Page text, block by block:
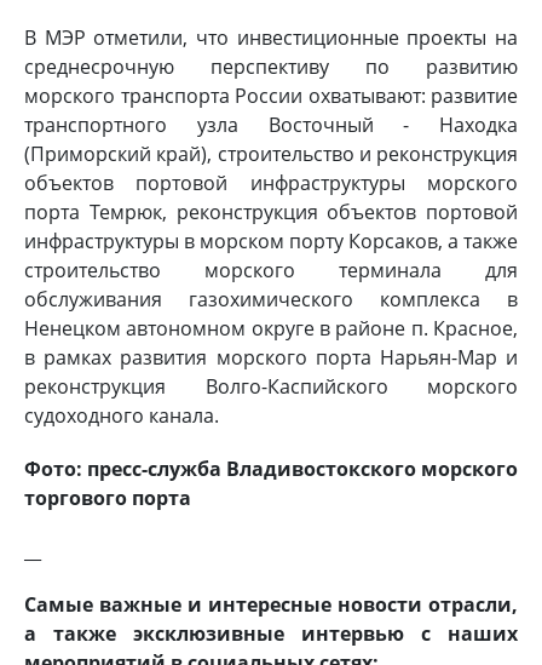
В МЭР отметили, что инвестиционные проекты на
среднесрочную перспективу по развитию
морского транспорта России охватывают: развитие
транспортного узла Восточный - Находка
(Приморский край), строительство и реконструкция
объектов портовой инфраструктуры морского
порта Темрюк, реконструкция объектов портовой
инфраструктуры в морском порту Корсаков, а также
строительство морского терминала для
обслуживания газохимического комплекса в
Ненецком автономном округе в районе п. Красное,
в рамках развития морского порта Нарьян-Мар и
реконструкция Волго-Каспийского морского
судоходного канала.
Фото: пресс-служба Владивостокского морского
торгового порта
Самые важные и интересные новости отрасли,
а также эксклюзивные интервью с наших